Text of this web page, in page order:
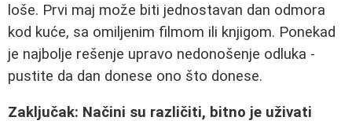
loše. Prvi maj može biti jednostavan dan odmora
kod kuće, sa omiljenim filmom ili knjigom. Ponekad
je najbolje rešenje upravo nedonošenje odluka -
pustite da dan donese ono što donese.
Zaključak: Načini su različiti, bitno je uživati